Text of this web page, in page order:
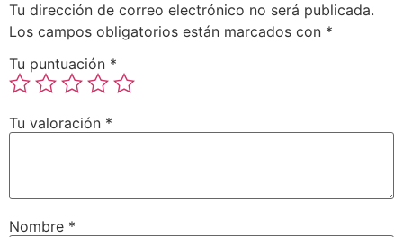
Tu dirección de correo electrónico no será publicada.
Los campos obligatorios están marcados con *
Tu puntuación *
Tu valoración *
Nombre *